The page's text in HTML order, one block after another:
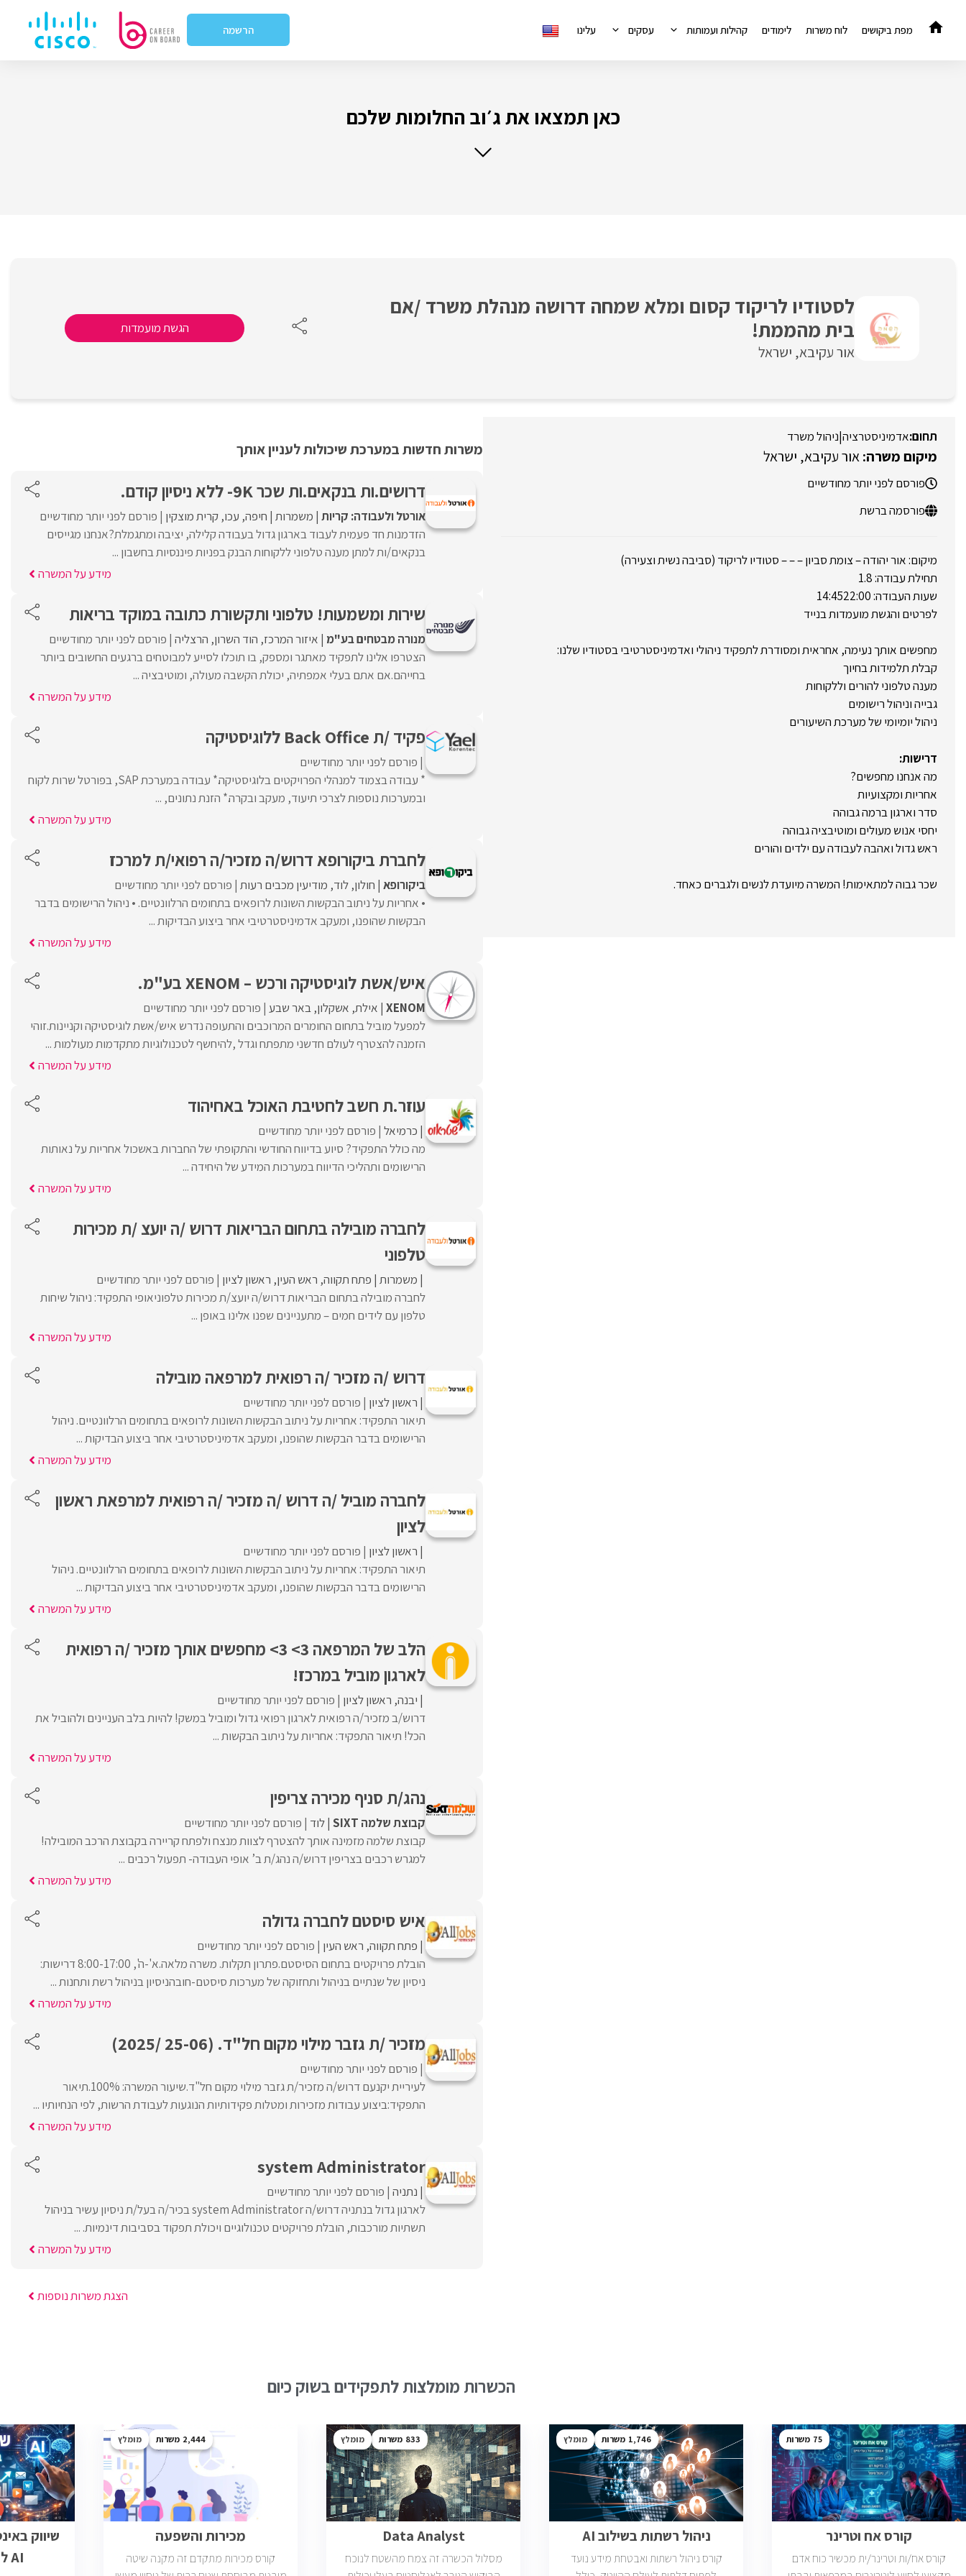
לתוכן
מפת ביקושים לוח משרות לימודים קהילות ועמותות עסקים עלינו הרשמה
כאן תמצאו את ג׳וב החלומות שלכם
לסטודיו לריקוד קסום ומלא שמחה דרושה מנהלת משרד /אם
בית מהממת!
אור עקיבא ישראל
הגשת מועמדות
אדמיניסטרציה|ניהול משרד
אור עקיבא ישראל
פורסם לפני יותר מחודשיים
פורסמה ברשת
מיקום: אור יהודה – צומת סביון – – – סטודיו לריקוד (סביבה נשית וצעירה)
תחילת עבודה: 1.8
שעות העבודה: 14:4522:00
לפרטים והגשת מועמדות בנייד
מחפשים אותך נעימה, אחראית ומסודרת לתפקיד ניהולי ואדמיניסטרטיבי בסטודיו שלנו:
קבלת תלמידות בחיוך
מענה טלפוני להורים וללקוחות
גבייה וניהול רישומים
ניהול יומיומי של מערכת השיעורים
דרישות:
מה אנחנו מחפשים?
אחריות ומקצועיות
סדר וארגון ברמה גבוהה
יחסי אנוש מעולים ומוטיבציה גבוהה
ראש גדול ואהבה לעבודה עם ילדים והורים
שכר גבוה למתאימות! המשרה מיועדת לנשים ולגברים כאחד.
משרות חדשות במערכת שיכולות לעניין אותך
דרושים.ות בנקאים.ות שכר 9K- ללא ניסיון קודם.
אורטל ולעבודה: קריות משמרות חיפה עכו קרית מוצקין פורסם לפני יותר מחודשיים
הזדמנות חד פעמית לעבוד בארגון גדול בעבודה קלילה, יציבה ומתגמלת?אנחנו מגייסים
בנקאים/ות למתן מענה טלפוני ללקוחות הבנק בפניות פיננסיות בחשבון ...
מידע על המשרה
שירות ומשמעות! טלפוני ותקשורת כתובה במוקד בריאות
מנורה מבטחים בע"מ איזור המרכז הוד השרון הרצליה פורסם לפני יותר מחודשיים
הצטרפו אלינו לתפקיד מאתגר ומספק, בו תוכלו לסייע למבוטחים ברגעים החשובים ביותר
בחייהם.אם אתם בעלי אמפתיה, יכולת הקשבה מעולה, ומוטיבציה ...
מידע על המשרה
פקיד /ת Back Office ללוגיסטיקה
פורסם לפני יותר מחודשיים
* עבודה בצמוד למנהלי הפרויקטים בלוגיסטיקה.* עבודה במערכת SAP, בפורטל שרות לקוח
ובמערכות נוספות לצרכי תיעוד, מעקב ובקרה.* הזנת נתונים, ...
מידע על המשרה
לחברת ביקורופא דרוש/ה מזכיר/ה רפואי/ת למרכז
ביקורופא חולון לוד מודיעין מכבים רעות פורסם לפני יותר מחודשיים
• אחריות על ניתוב הבקשות השונות לרופאים בתחומים הרלוונטיים. • ניהול הרישומים בדבר
הבקשות שהופנו, ומעקב אדמיניסטרטיבי אחר ביצוע הבדיקות ...
מידע על המשרה
איש/אשת לוגיסטיקה ורכש – XENOM בע"מ.
XENOM אילת אשקלון באר שבע פורסם לפני יותר מחודשיים
למפעל מוביל בתחום החומרים המרוכבים והתעופה נדרש איש/אשת לוגיסטיקה וקניינות.זוהי
הזמנה להצטרף לעולם חדשני מתפתח וגדל ,להיחשף לטכנולוגיות מתקדמות מעולמות ...
מידע על המשרה
עוזר.ת חשב לחטיבת האוכל באחיהוד
כרמיאל פורסם לפני יותר מחודשיים
מה כולל התפקיד? סיוע בדיווח החודשי והתקופתי של החברות באשכול אחריות על נאותות
הרישומים ותהליכי הדיווח במערכות המידע של היחידה ...
מידע על המשרה
לחברה מובילה בתחום הבריאות דרוש /ה יועצ /ת מכירות
טלפוני
משמרות פתח תקווה ראש העין ראשון לציון פורסם לפני יותר מחודשיים
לחברה מובילה בתחום הבריאות דרוש/ה יועצ/ת מכירות טלפוניאופי התפקיד: ניהול שיחות
טלפון עם לידים חמים – מתעניינים שפנו אלינו באופן ...
מידע על המשרה
דרוש /ה מזכיר /ה רפואית למרפאה מובילה
ראשון לציון פורסם לפני יותר מחודשיים
תיאור התפקיד: אחריות על ניתוב הבקשות השונות לרופאים בתחומים הרלוונטיים. ניהול
הרישומים בדבר הבקשות שהופנו, ומעקב אדמיניסטרטיבי אחר ביצוע הבדיקות ...
מידע על המשרה
לחברה מוביל /ה דרוש /ה מזכיר /ה רפואית למרפאת ראשון
לציון
ראשון לציון פורסם לפני יותר מחודשיים
תיאור התפקיד: אחריות על ניתוב הבקשות השונות לרופאים בתחומים הרלוונטיים. ניהול
הרישומים בדבר הבקשות שהופנו, ומעקב אדמיניסטרטיבי אחר ביצוע הבדיקות ...
מידע על המשרה
הלב של המרפאה 3> 3> מחפשים אותך מזכיר /ה רפואית
לארגון מוביל במרכז!
יבנה ראשון לציון פורסם לפני יותר מחודשיים
דרוש/ב מזכיר/ה רפואית לארגון רפואי גדול ומוביל במשק! להיות בלב העניינים ולהוביל את
הכל! תיאור התפקיד: אחריות על ניתוב הבקשות ...
מידע על המשרה
נהג/ת סניף מכירה צריפין
קבוצת שלמה SIXT לוד פורסם לפני יותר מחודשיים
קבוצת שלמה מזמינה אותך להצטרף לצוות מנצח ולפתח קריירה בקבוצת הרכב המובילה!
למגרש רכבים בצריפין דרוש/ה נהג/ת ב’ אופי העבודה- תפעול רכבים ...
מידע על המשרה
איש סיסטם לחברה גדולה
פתח תקווה ראש העין פורסם לפני יותר מחודשיים
הובלת פרויקטים בתחום הסיסטם.פתרון תקלות. משרה מלאה.א'-ה', 8:00-17:00 דרישות:
ניסיון של שנתיים בניהול ותחזוקה של מערכות סיסטם-חובהניסיון בניהול רשת ותחנות ...
מידע על המשרה
מזכיר /ת גזבר מילוי מקום חל"ד. (25-06 /2025)
פורסם לפני יותר מחודשיים
לעיריית יקנעם דרוש/ה מזכיר/ת גזבר מילוי מקום חל"ד.שיעור המשרה: 100%.תיאור
התפקיד:ביצוע עבודות מזכירות ומטלות פקידותיות הנוגעות לעבודת הרשות, לפי הנחיותיו ...
מידע על המשרה
system Administrator
נתניה פורסם לפני יותר מחודשיים
לארגון גדול בנתניה דרוש/ה system Administrator בכיר/ה בעל/ת ניסיון עשיר בניהול
תשתיות מורכבות, הובלת פרויקטים טכנולוגיים ויכולת תפקוד בסביבות דינמיות. ...
מידע על המשרה
הצגת משרות נוספות
הכשרות מומלצות לתפקידים בשוק כיום
75
קורס אח וטרינר
קורס אח/ות וטרינר/ית מכשיר כוח אדם
1,746 מומלץ
ניהול רשתות בשילוב AI
קורס ניהול רשתות ואבטחת מידע נועד
833 מומלץ
Data Analyst
מסלול הכשרה זה צמח מהשטח לנוכח
2,444 מומלץ
מכירות והשפעה
קורס מכירות מתקדם זה מקנה שיטה
שיווק
AI לבעלי עסקים